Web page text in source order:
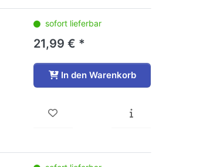
sofort lieferbar
21,99 € *
In den Warenkorb